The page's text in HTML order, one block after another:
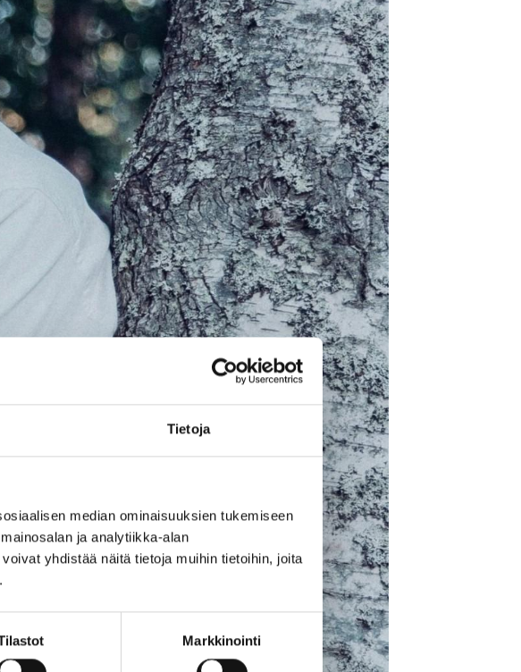
Tietoja
median ominaisuuksien tukemiseen
ja analytiikka-alan
yhdistää näitä tietoja muihin tietoihin, joita
Markkinointi